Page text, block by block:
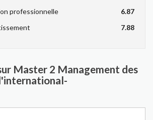
professionnelle
6.87
7.88
Master 2 Management des